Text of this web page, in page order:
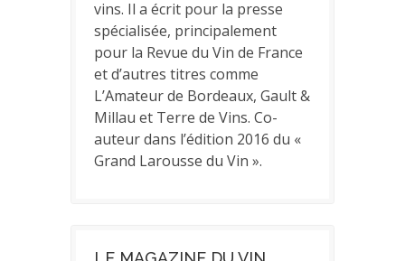
vins. Il a écrit pour la presse
spécialisée, principalement
pour la Revue du Vin de France
et d’autres titres comme
L’Amateur de Bordeaux, Gault &
Millau et Terre de Vins. Co-
auteur dans l’édition 2016 du «
Grand Larousse du Vin ».